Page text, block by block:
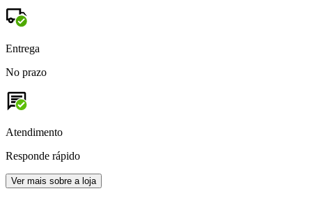
Entrega
No prazo
Atendimento
Responde rápido
Ver mais sobre a loja